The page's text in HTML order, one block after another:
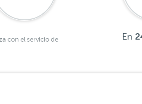
con el servicio de
En